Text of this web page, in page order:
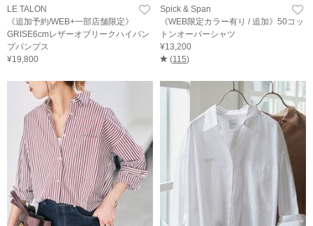
LE TALON
《追加予約/WEB+一部店舗限定》
GRISE6cmレザーオブリークハイバン
プパンプス
¥19,800
Spick & Span
《WEB限定カラー有り / 追加》50コッ
トンオーバーシャツ
¥13,200
(115)